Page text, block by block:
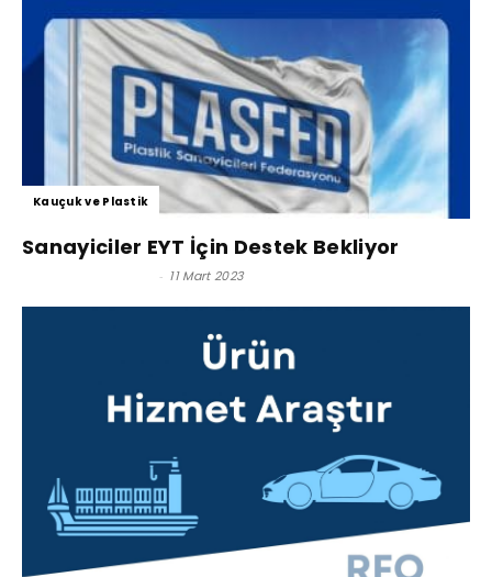
Kauçuk ve Plastik
Sanayiciler EYT İçin Destek Bekliyor
- 11 Mart 2023